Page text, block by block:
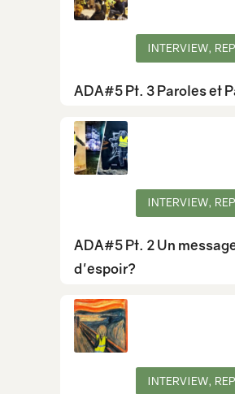
INTERVIEW,
ADA#5 Pt. 3 Paroles et
INTERVIEW,
ADA#5 Pt. 2 Un
d'espoir?
INTERVIEW,